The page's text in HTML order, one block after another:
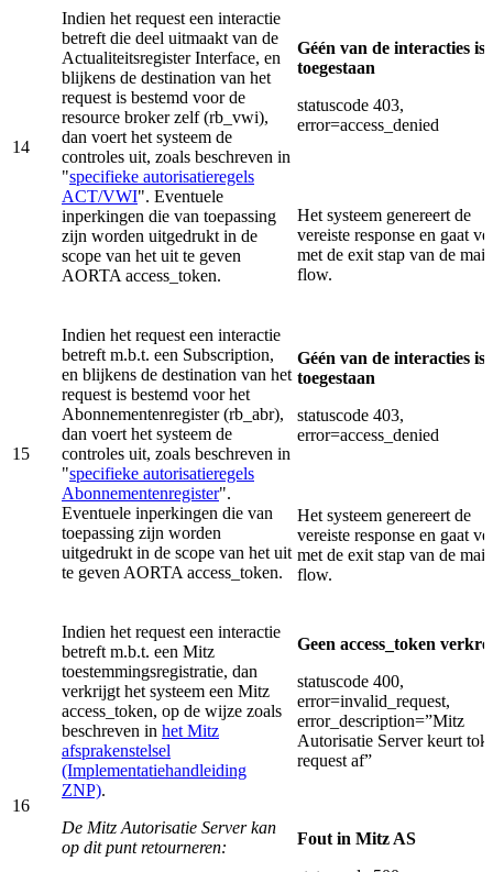
14
Indien het request een interactie
betreft die deel uitmaakt van de
Actualiteitsregister Interface, en
blijkens de destination van het
request is bestemd voor de
resource broker zelf (rb_vwi),
dan voert het systeem de
controles uit, zoals beschreven in
"specifieke autorisatieregels
ACT/VWI". Eventuele
inperkingen die van toepassing
zijn worden uitgedrukt in de
scope van het uit te geven
AORTA access_token.
Géén van de interacties is
toegestaan
statuscode 403,
error=access_denied
Het systeem genereert de
vereiste response en gaat
met de exit stap van de main
flow.
15
Indien het request een interactie
betreft m.b.t. een Subscription,
en blijkens de destination van het
request is bestemd voor het
Abonnementenregister (rb_abr),
dan voert het systeem de
controles uit, zoals beschreven in
"specifieke autorisatieregels
Abonnementenregister".
Eventuele inperkingen die van
toepassing zijn worden
uitgedrukt in de scope van het uit
te geven AORTA access_token.
Géén van de interacties is
toegestaan
statuscode 403,
error=access_denied
Het systeem genereert de
vereiste response en gaat
met de exit stap van de main
flow.
16
Indien het request een interactie
betreft m.b.t. een Mitz
toestemmingsregistratie, dan
verkrijgt het systeem een Mitz
access_token, op de wijze zoals
beschreven in het Mitz
afsprakenstelsel
(Implementatiehandleiding
ZNP).
De Mitz Autorisatie Server kan
op dit punt retourneren:
Geen access_token
statuscode 400,
error=invalid_request,
error_description=”Mitz
Autorisatie Server keurt
request af”
Fout in Mitz AS